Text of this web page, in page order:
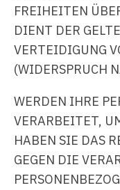
FREIHEITEN
DIENT DER
VERTEIDIGUNG
(WIDERSPRUCH
WERDEN IHRE
VERARBEITET,
HABEN SIE DAS
GEGEN DIE